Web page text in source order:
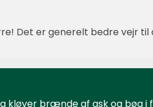
er generelt bedre vejr til
brænde af ask og bøg i